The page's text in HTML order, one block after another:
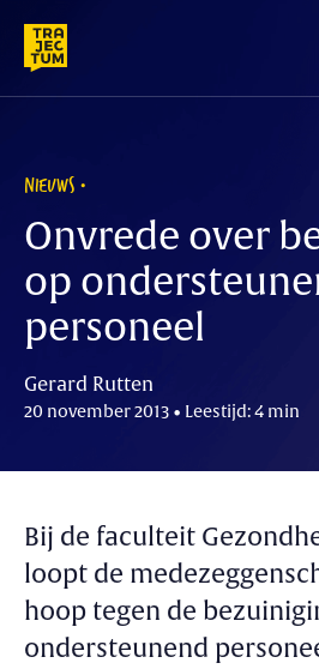
content
NIEUWS
Onvrede over
op
personeel
Gerard Rutten
20 november 2013 • Leestijd: 4 min
Bij de faculteit
loopt de
hoop tegen de
ondersteunend